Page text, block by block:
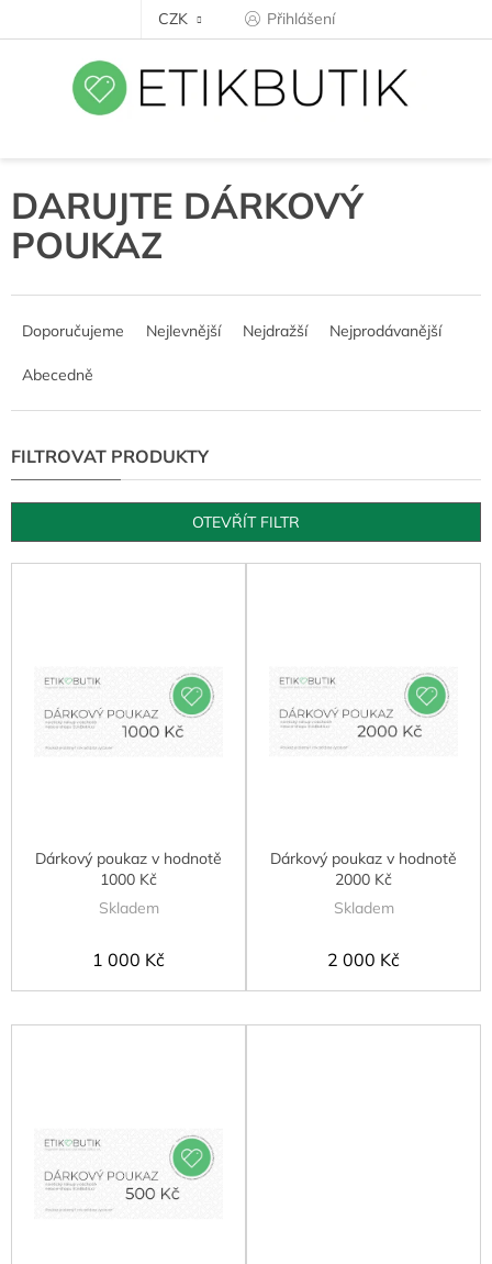
CZK Přihlášení
DARUJTE DÁRKOVÝ
POUKAZ
n
p
r
o
u
k
Doporučujeme Nejlevnější Nejdražší Nejprodávanější
Abecedně
OTEVŘÍT FILTR
V
Dárkový poukaz v hodnotě
1000 Kč
Skladem
1 000 Kč
Dárkový poukaz v hodnotě
2000 Kč
Skladem
2 000 Kč